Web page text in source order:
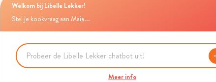
Welkom bij Libelle Lekker!
Stel je kookvraag aan Maia...
Meer info